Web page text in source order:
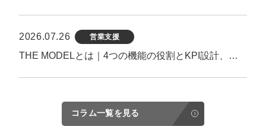
2026.07.26 営業支援
THE MODELとは｜4つの機能の役割とKPI設計、機能しない原因まで解説
コラム一覧を見る